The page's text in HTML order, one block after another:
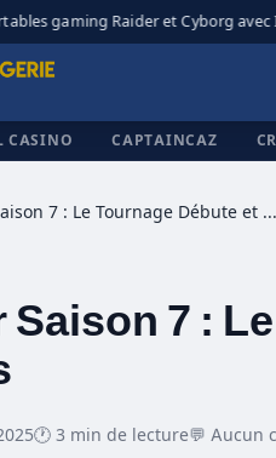
gaming Raider et Cyborg avec
CASINO CAPTAINCAZ
Virgin River Saison 7 : Le Tournage Débute et des Révélations
7 :
🕐 3 min de lecture💬 Aucun